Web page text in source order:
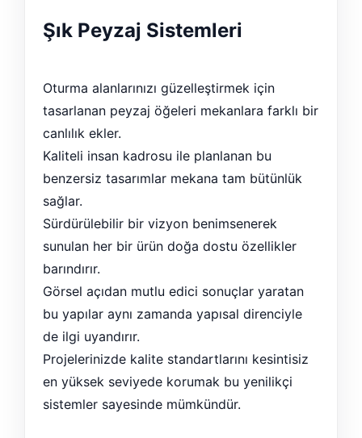
Şık Peyzaj Sistemleri
Oturma alanlarınızı güzelleştirmek için
tasarlanan peyzaj öğeleri mekanlara farklı bir
canlılık ekler.
Kaliteli insan kadrosu ile planlanan bu
benzersiz tasarımlar mekana tam bütünlük
sağlar.
Sürdürülebilir bir vizyon benimsenerek
sunulan her bir ürün doğa dostu özellikler
barındırır.
Görsel açıdan mutlu edici sonuçlar yaratan
bu yapılar aynı zamanda yapısal direnciyle
de ilgi uyandırır.
Projelerinizde kalite standartlarını kesintisiz
en yüksek seviyede korumak bu yenilikçi
sistemler sayesinde mümkündür.